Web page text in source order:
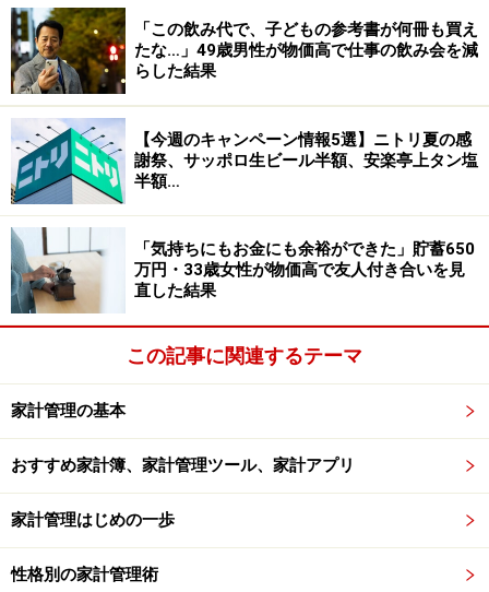
となく次の物を買うため、物が増えるだけでお金が貯ま
りません。あれば便利な家電製品や調理器具、健康器具
など、買ったはいいけど使用頻度が少なく、使い切るこ
となく放置されているのが特徴です。
これは「物を買う・持つ」ことが豊かさの象徴であった
昭和時代の人に多いため、捨てることができずに「実家
が片付かない」という問題にも繋がっていきます。
片付けや掃除をしていると、同時に家計状況も整理して
確認しておかないといけない、という気持ちになりま
す。請求書や領収証、レシートの整理、家計簿を付けて
通帳をチェックして、支払い等をきっちり済ませると、
気持ちがすっきりして、心が安定します。
最近はNISAやiDeCo等、資産運用が旬ですが、そもそも
重い資産運用まで気持ちが及びません。「資産運用の前
に、我が家の家計ってどうなってるの？ そんな余裕は我
「この飲み代で、子どもの参考書が何冊も買え
たな…」49歳男性が物価高で仕事の飲み会を減
らした結果
【今週のキャンペーン情報5選】ニトリ夏の感
謝祭、サッポロ生ビール半額、安楽亭上タン塩
半額…
「気持ちにもお金にも余裕ができた」貯蓄650
万円・33歳女性が物価高で友人付き合いを見
直した結果
この記事に関連するテーマ
家計管理の基本
おすすめ家計簿、家計管理ツール、家計アプリ
家計管理はじめの一歩
性格別の家計管理術